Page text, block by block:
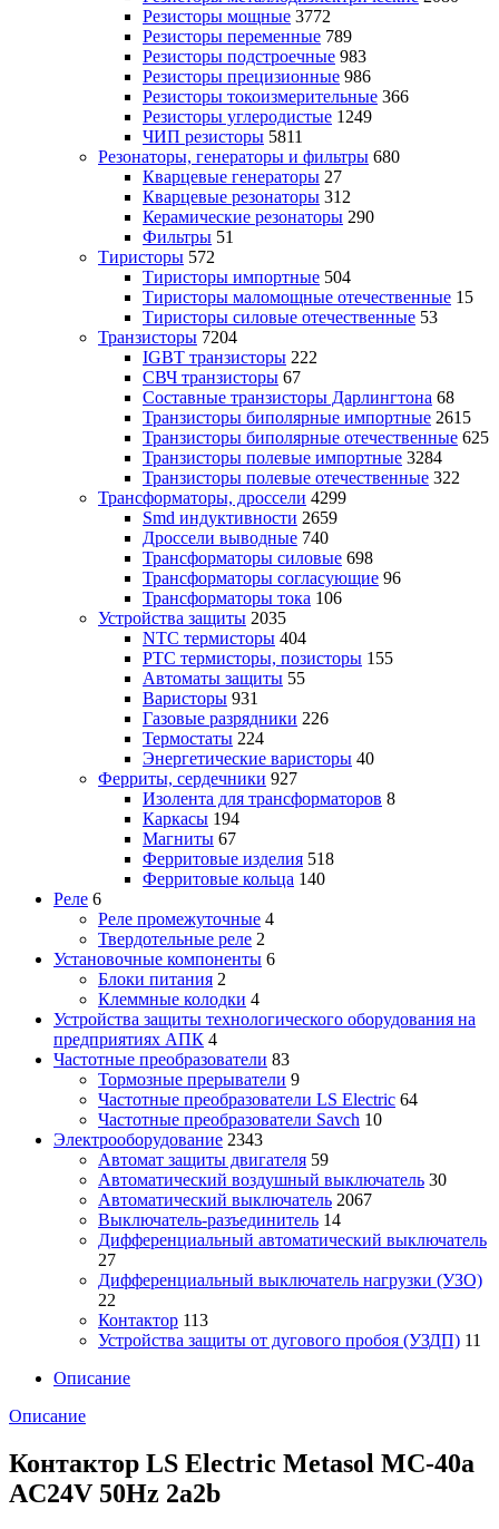
Резисторы мощные 3772
Резисторы переменные 789
Резисторы подстроечные 983
Резисторы прецизионные 986
Резисторы токоизмерительные 366
Резисторы углеродистые 1249
ЧИП резисторы 5811
Резонаторы, генераторы и фильтры 680
Кварцевые генераторы 27
Кварцевые резонаторы 312
Керамические резонаторы 290
Фильтры 51
Тиристоры 572
Тиристоры импортные 504
Тиристоры маломощные отечественные 15
Тиристоры силовые отечественные 53
Транзисторы 7204
IGBT транзисторы 222
СВЧ транзисторы 67
Составные транзисторы Дарлингтона 68
Транзисторы биполярные импортные 2615
Транзисторы биполярные отечественные 625
Транзисторы полевые импортные 3284
Транзисторы полевые отечественные 322
Трансформаторы, дроссели 4299
Smd индуктивности 2659
Дроссели выводные 740
Трансформаторы силовые 698
Трансформаторы согласующие 96
Трансформаторы тока 106
Устройства защиты 2035
NTC термисторы 404
PTC термисторы, позисторы 155
Автоматы защиты 55
Варисторы 931
Газовые разрядники 226
Термостаты 224
Энергетические варисторы 40
Ферриты, сердечники 927
Изолента для трансформаторов 8
Каркасы 194
Магниты 67
Ферритовые изделия 518
Ферритовые кольца 140
Реле 6
Реле промежуточные 4
Твердотельные реле 2
Установочные компоненты 6
Блоки питания 2
Клеммные колодки 4
Устройства защиты технологического оборудования на
предприятиях АПК 4
Частотные преобразователи 83
Тормозные прерыватели 9
Частотные преобразователи LS Electric 64
Частотные преобразователи Savch 10
Электрооборудование 2343
Автомат защиты двигателя 59
Автоматический воздушный выключатель 30
Автоматический выключатель 2067
Выключатель-разъединитель 14
Дифференциальный автоматический выключатель
27
Дифференциальный выключатель нагрузки (УЗО)
22
Контактор 113
Устройства защиты от дугового пробоя (УЗДП) 11
Описание
Описание
Контактор LS Electric Metasol MC-40a
AC24V 50Hz 2a2b